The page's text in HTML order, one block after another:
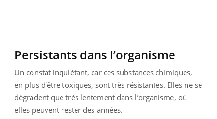
Persistants dans l’organisme
Un constat inquiétant, car ces substances chimiques,
en plus d’être toxiques, sont très résistantes. Elles ne se
dégradent que très lentement dans l’organisme, où
elles peuvent rester des années.